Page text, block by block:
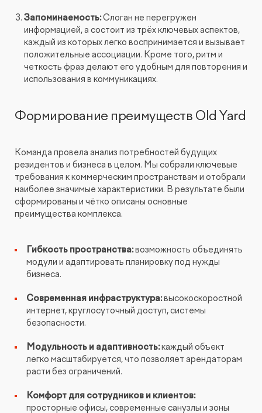
Запоминаемость:Слоган не перегружен
информацией, а состоит из трёх ключевых аспектов,
каждый из которых легко воспринимается и вызывает
положительные ассоциации. Кроме того, ритм и
четкость фраз делают его удобным для повторения и
использования в коммуникациях.
Формирование преимуществ Old Yard
Команда провела анализ потребностей будущих
резидентов и бизнеса в целом. Мы собрали ключевые
требования к коммерческим пространствам и отобрали
наиболее значимые характеристики. В результате были
сформированы и чётко описаны основные
преимущества комплекса.
Гибкость пространства:возможность объединять
модули и адаптировать планировку под нужды
бизнеса.
Современная инфраструктура:высокоскоростной
интернет, круглосуточный доступ, системы
безопасности.
Модульность и адаптивность:каждый объект
легко масштабируется, что позволяет арендаторам
расти без ограничений.
Комфорт для сотрудников и клиентов:
просторные офисы, современные санузлы и зоны